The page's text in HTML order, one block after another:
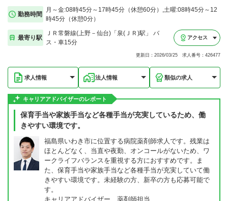
勤務時間
月～金:08時45分～17時45分（休憩60分）,土曜:08時45分～12
時45分（休憩0分）
最寄り駅
ＪＲ常磐線(上野－仙台)「泉(ＪＲ)駅」 バ
ス・車15分
アクセス
更新日：2026/03/25 求人番号：426477
求人情報 法人情報 類似の求人
キャリアアドバイザーのレポート
保育手当や家族手当など各種手当が充実しているため、働
きやすい環境です。
福島県いわき市に位置する病院薬剤師求人です。残業は
ほとんどなく、当直や夜勤、オンコールがないため、ワ
ークライフバランスを重視する方におすすめです。ま
た、保育手当や家族手当など各種手当が充実していて働
きやすい環境です。未経験の方、新卒の方も応募可能で
す。
キャリアアドバイザー 薬剤師担当